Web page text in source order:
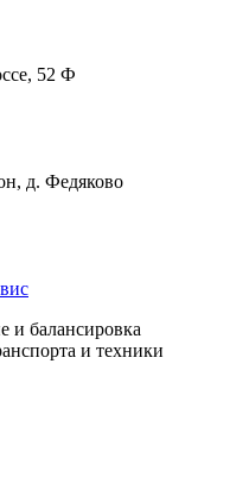
52 Ф
д. Федяково
и балансировка
и техники